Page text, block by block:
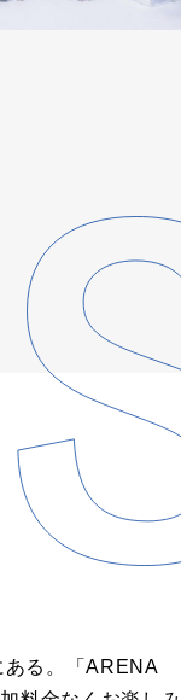
ある。「ARENA